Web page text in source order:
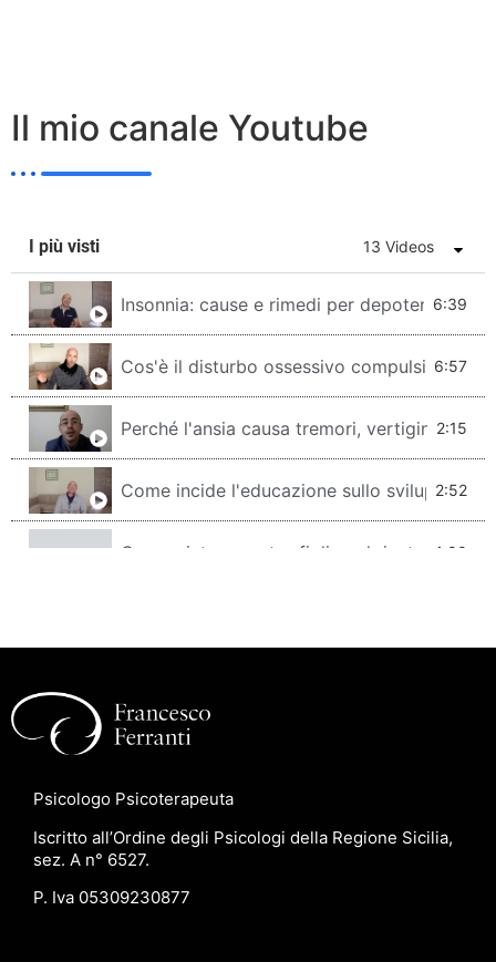
Il mio canale Youtube
I più visti 13 Videos
Insonnia: cause e rimedi per depotenziarla!
6:39
Cos'è il disturbo ossessivo compulsivo?
6:57
Perché l'ansia causa tremori, vertigini e2:15
Come incide l'educazione sullo sviluppo
2:52
Come aiutare vostro figlio nel rientro a4:00
Ansia: conoscerla per meglio gestirla
Perché la tecnologia è dannosa per la
E' possibile non aver paura?
Psicologo Psicoterapeuta
Iscritto all’Ordine degli Psicologi della Regione Sicilia,
sez. A n° 6527.
P. Iva 05309230877